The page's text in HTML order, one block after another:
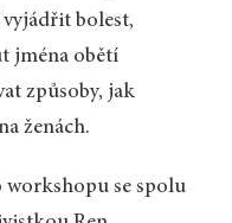
bolest,
jména obětí
způsoby, jak
ženách.
se spolu